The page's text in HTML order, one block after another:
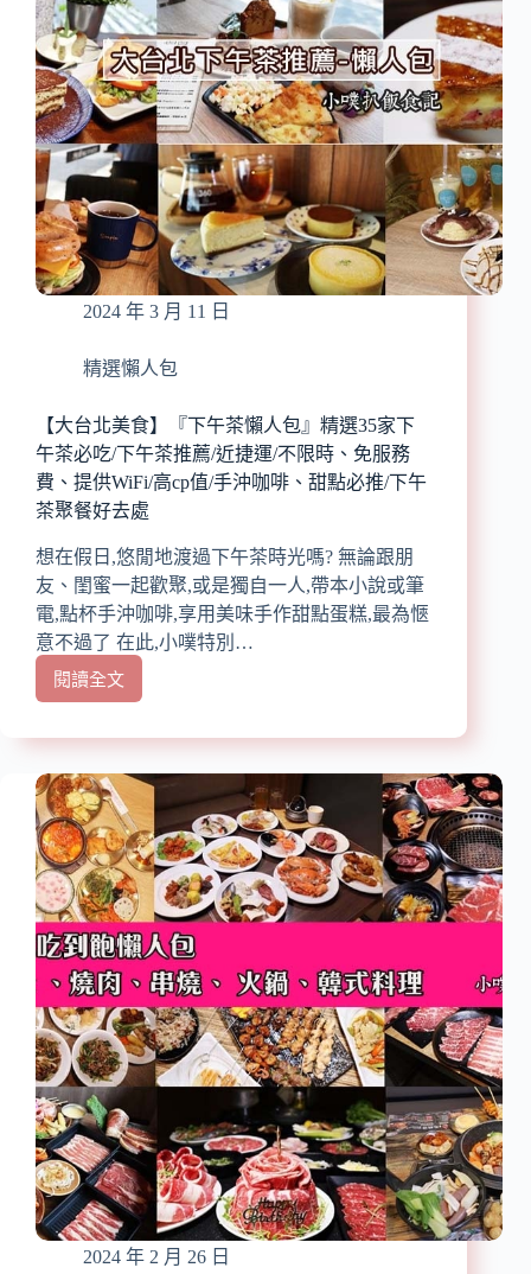
韓
式
料
理/
火
鍋/
宵
夜
美
食
理
25
間
永
和
保
平
最
夯
美
食
餐
2024 年 3 月 11 日
精選懶人包
【大台北美食】『下午茶懶人包』精選35家下
午茶必吃/下午茶推薦/近捷運/不限時、免服務
費、提供WiFi/高cp值/手沖咖啡、甜點必推/下午
茶聚餐好去處
想在假日,悠閒地渡過下午茶時光嗎? 無論跟朋
友、閨蜜一起歡聚,或是獨自一人,帶本小說或筆
電,點杯手沖咖啡,享用美味手作甜點蛋糕,最為愜
意不過了 在此,小噗特別…
閱讀全文
【大
北
食】
『下
午
茶
懶
人
包』
精
選
35
家
下
午
茶
必
吃/
下
午
茶
推
2024 年 2 月 26 日